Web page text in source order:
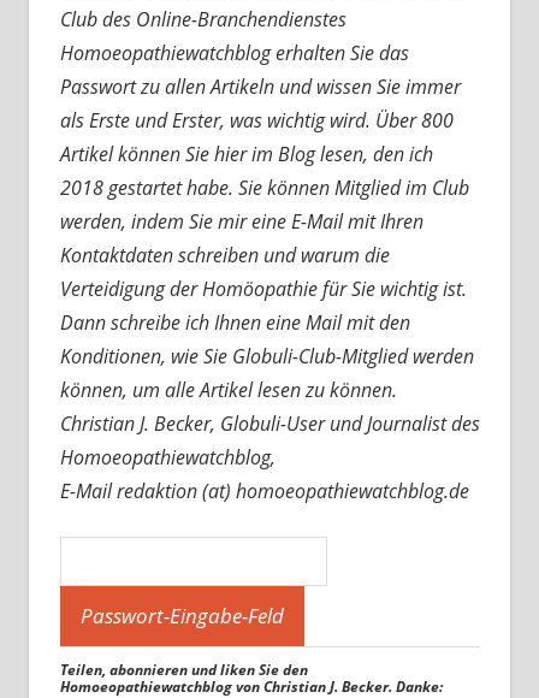
Club des Online-Branchendienstes
Homoeopathiewatchblog erhalten Sie das
Passwort zu allen Artikeln und wissen Sie immer
als Erste und Erster, was wichtig wird. Über 800
Artikel können Sie hier im Blog lesen, den ich
2018 gestartet habe. Sie können Mitglied im Club
werden, indem Sie mir eine E-Mail mit Ihren
Kontaktdaten schreiben und warum die
Verteidigung der Homöopathie für Sie wichtig ist.
Dann schreibe ich Ihnen eine Mail mit den
Konditionen, wie Sie Globuli-Club-Mitglied werden
können, um alle Artikel lesen zu können.
Christian J. Becker, Globuli-User und Journalist des
Homoeopathiewatchblog,
E-Mail redaktion (at) homoeopathiewatchblog.de
Teilen, abonnieren und liken Sie den
Homoeopathiewatchblog von Christian J. Becker. Danke: